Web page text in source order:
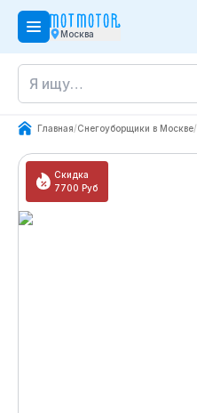
Москва
Главная/Снегоуборщики в Москве/
Скидка
7700 Руб